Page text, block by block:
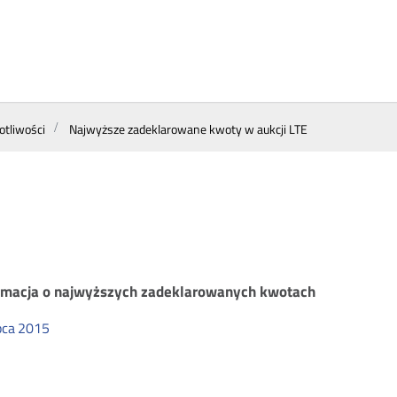
Najwyższe zadeklarowane kwoty w aukcji LTE
o najwyższych zadeklarowanych kwotach
2015